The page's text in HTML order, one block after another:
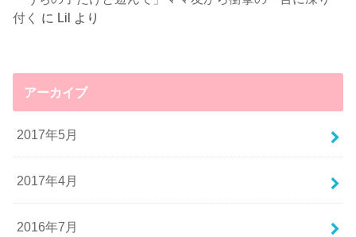
付く
に Lil より
アーカイブ
2017年5月
2017年4月
2016年7月